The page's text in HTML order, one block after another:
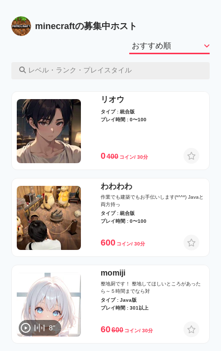
minecraftの募集中ホスト
レベル・ランク・プレイスタイル
リオウ
タイプ : 統合版
プレイ時間 : 0〜100
0400 コイン/ 30分
わわわわ
作業でも建築でもお手伝いします(*^^*) Javaと
両方持っ
タイプ : 統合版
プレイ時間 : 0〜100
600 コイン/ 30分
8"
momiji
整地厨です！ 整地してほしいところがあった
ら～５時間までなら対
タイプ : Java版
プレイ時間 : 301以上
60600 コイン/ 30分